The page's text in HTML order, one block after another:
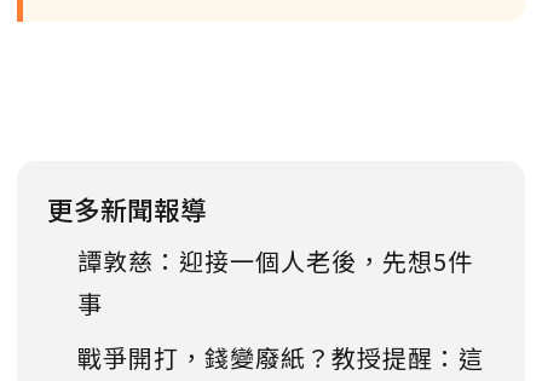
更多新聞報導
譚敦慈：迎接一個人老後，先想5件
事
戰爭開打，錢變廢紙？教授提醒：這